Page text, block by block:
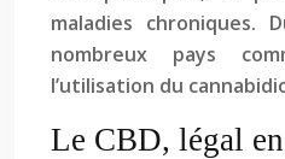
maladies chroniques.
nombreux pays
l’utilisation du
Le CBD, légal